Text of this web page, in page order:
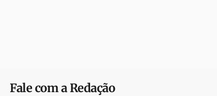
Fale com a Redação